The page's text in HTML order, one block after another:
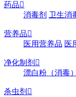
药品
消毒剂 卫生消
营养品
医用营养品 医
净化制剂 
漂白粉（消毒）
杀虫剂 